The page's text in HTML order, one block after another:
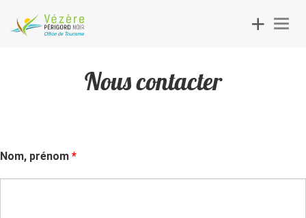
Toggle
navigation
Nous contacter
Nom, prénom *